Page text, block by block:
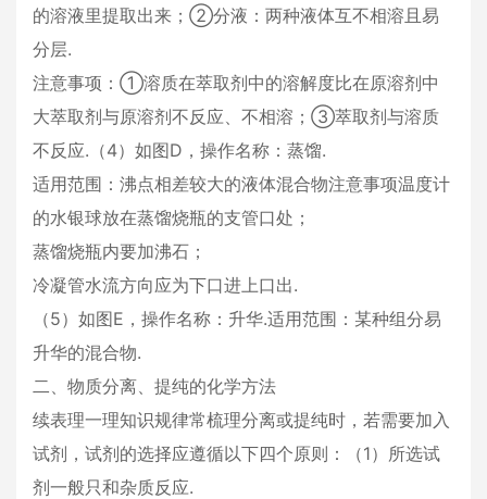
的溶液里提取出来；②分液：两种液体互不相溶且易
分层.
注意事项：①溶质在萃取剂中的溶解度比在原溶剂中
大萃取剂与原溶剂不反应、不相溶；③萃取剂与溶质
不反应.（4）如图D，操作名称：蒸馏.
适用范围：沸点相差较大的液体混合物注意事项温度计
的水银球放在蒸馏烧瓶的支管口处；
蒸馏烧瓶内要加沸石；
冷凝管水流方向应为下口进上口出.
（5）如图E，操作名称：升华.适用范围：某种组分易
升华的混合物.
二、物质分离、提纯的化学方法
续表理一理知识规律常梳理分离或提纯时，若需要加入
试剂，试剂的选择应遵循以下四个原则：（1）所选试
剂一般只和杂质反应.